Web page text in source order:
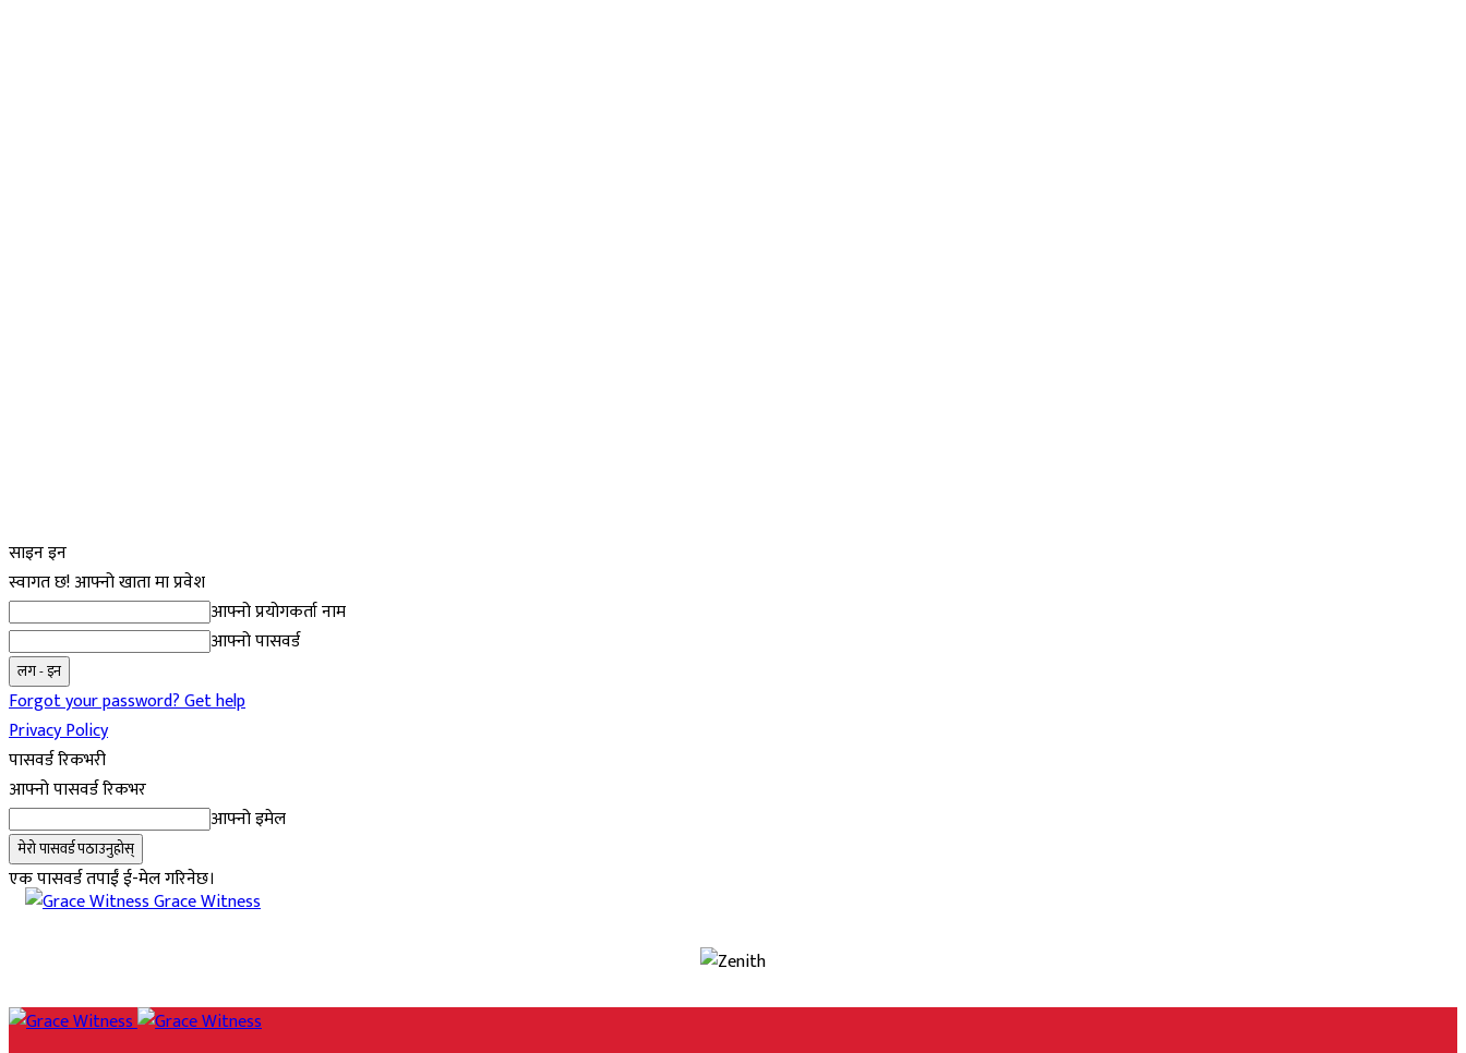
साइन इन
स्वागत छ! आफ्नो खाता मा प्रवेश
आफ्नो प्रयोगकर्ता नाम
आफ्नो पासवर्ड
Forgot your password? Get help
Privacy Policy
पासवर्ड रिकभरी
आफ्नो पासवर्ड रिकभर
आफ्नो इमेल
एक पासवर्ड तपाईं ई-मेल गरिनेछ।
Grace Witness